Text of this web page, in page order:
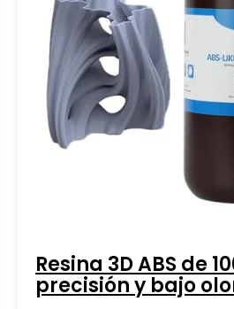
Resina 3D ABS de
precisión y bajo